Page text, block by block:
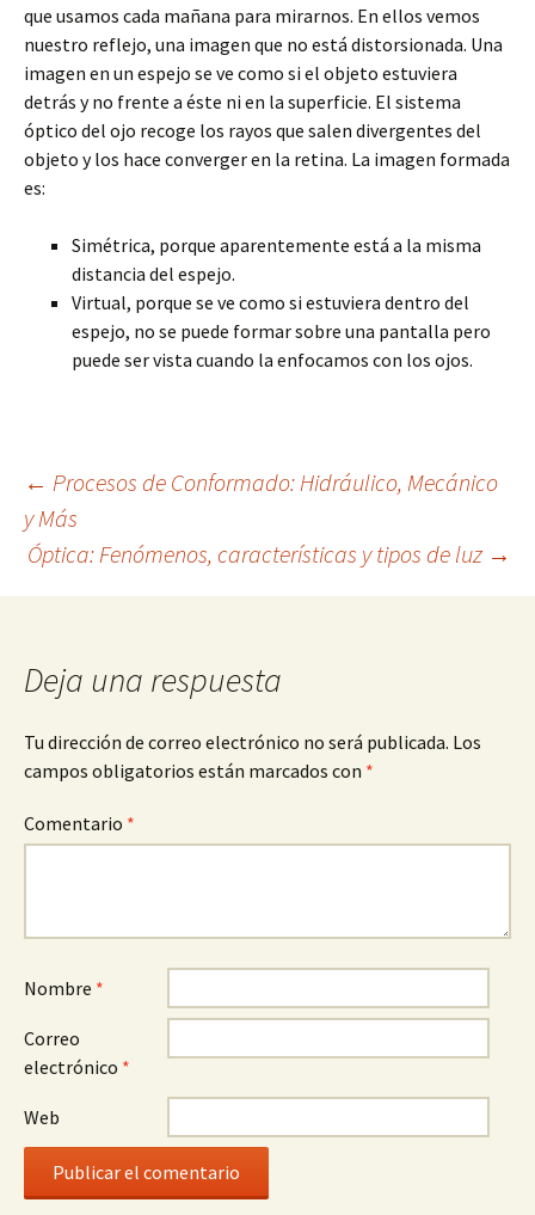
que usamos cada mañana para mirarnos. En ellos vemos
nuestro reflejo, una imagen que no está distorsionada. Una
imagen en un espejo se ve como si el objeto estuviera
detrás y no frente a éste ni en la superficie. El sistema
óptico del ojo recoge los rayos que salen divergentes del
objeto y los hace converger en la retina. La imagen formada
es:
Simétrica, porque aparentemente está a la misma
distancia del espejo.
Virtual, porque se ve como si estuviera dentro del
espejo, no se puede formar sobre una pantalla pero
puede ser vista cuando la enfocamos con los ojos.
Navegación
de
← Procesos de Conformado: Hidráulico, Mecánico
y Más
Óptica: Fenómenos, características y tipos de luz →
Deja una respuesta
Tu dirección de correo electrónico no será publicada. Los
campos obligatorios están marcados con *
Comentario *
Nombre *
Correo
electrónico *
Web